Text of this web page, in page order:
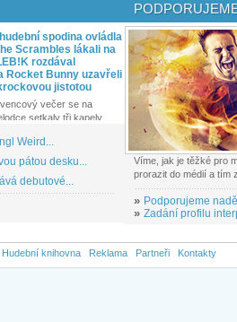
spodina ovládla
Scrambles lákali na
rozdával
Rocket Bunny uzavřeli
jistotou
večer se na
setkaly tři kapely...
Weird...
pátou desku...
debutové...
Víme, jak je těžké pro
prorazit do médií a tím
» Podporujeme
» Zadání profilu
knihovna Reklama Partneři Kontakty